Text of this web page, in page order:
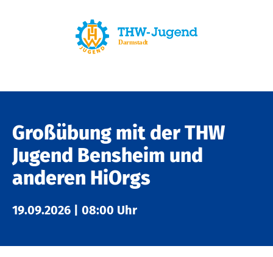
Großübung mit der THW
Jugend Bensheim und
anderen HiOrgs
19.09.2026 08:00 Uhr